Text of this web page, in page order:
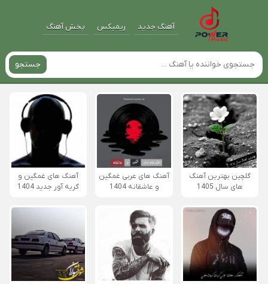
آهنگ جدید ریمیکس پخش آهنگ
جستجو
گلچین بهترین آهنگ
های سال 1405
آهنگ های عربی غمگین
و عاشقانه 1404
آهنگ های غمگین و
گریه آور جدید 1404